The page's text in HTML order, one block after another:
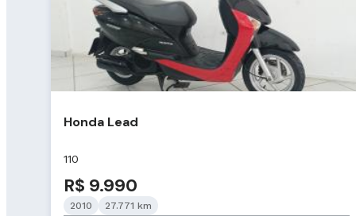
Honda Lead
110
R$ 9.990
2010
27.771 km